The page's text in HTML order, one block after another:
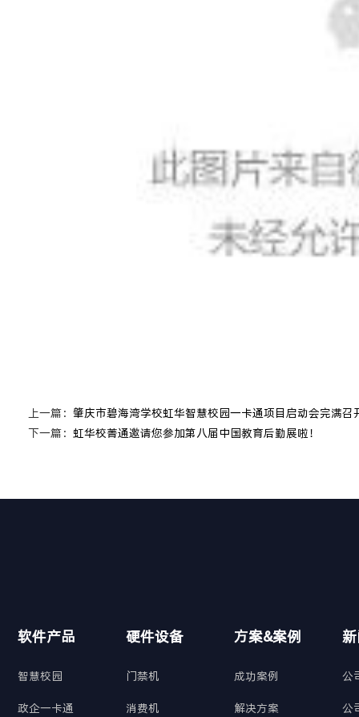
上一篇： 肇庆市碧海湾学校虹华智慧校园一卡通项目启动会完满召
下一篇： 虹华校菁通邀请您参加第八届中国教育后勤展啦！
软件产品
智慧校园
政企一卡通
硬件设备
门禁机
消费机
方案&案例
成功案例
解决方案
公
公